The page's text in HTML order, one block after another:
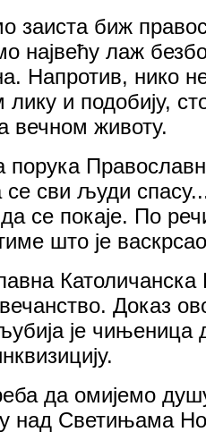
заиста биж
највећу лаж
Напротив, нико
и подобију,
вечном животу.
порука
сви људи
се покаје. По
што је
Доказ
је чињеница
да омијемо
над Светињама